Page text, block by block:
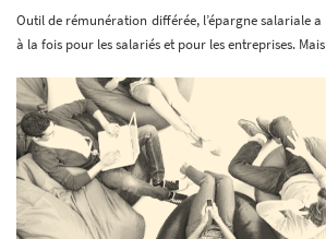
Outil de rémunération différée, l’épargne salariale
à la fois pour les salariés et pour les entreprises.